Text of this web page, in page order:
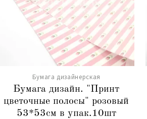
Бумага дизайнерская
Бумага дизайн. "Принт
цветочные полосы" розовый
53*53см в упак.10шт